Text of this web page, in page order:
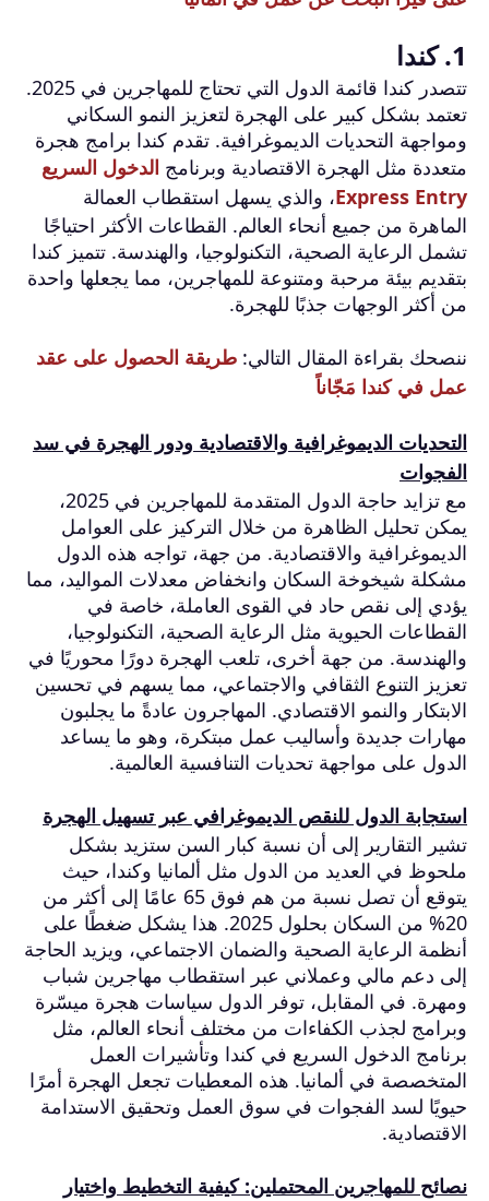
1. كندا
تتصدر كندا قائمة الدول التي تحتاج للمهاجرين في 2025.
تعتمد بشكل كبير على الهجرة لتعزيز النمو السكاني
ومواجهة التحديات الديموغرافية. تقدم كندا برامج هجرة
متعددة مثل الهجرة الاقتصادية وبرنامج الدخول السريع
Express Entry، والذي يسهل استقطاب العمالة
الماهرة من جميع أنحاء العالم. القطاعات الأكثر احتياجًا
تشمل الرعاية الصحية، التكنولوجيا، والهندسة. تتميز كندا
بتقديم بيئة مرحبة ومتنوعة للمهاجرين، مما يجعلها واحدة
من أكثر الوجهات جذبًا للهجرة.
ننصحك بقراءة المقال التالي: طريقة الحصول على عقد
عمل في كندا مَجّاناً
التحديات الديموغرافية والاقتصادية ودور الهجرة في سد
الفجوات
مع تزايد حاجة الدول المتقدمة للمهاجرين في 2025،
يمكن تحليل الظاهرة من خلال التركيز على العوامل
الديموغرافية والاقتصادية. من جهة، تواجه هذه الدول
مشكلة شيخوخة السكان وانخفاض معدلات المواليد، مما
يؤدي إلى نقص حاد في القوى العاملة، خاصة في
القطاعات الحيوية مثل الرعاية الصحية، التكنولوجيا،
والهندسة. من جهة أخرى، تلعب الهجرة دورًا محوريًا في
تعزيز التنوع الثقافي والاجتماعي، مما يسهم في تحسين
الابتكار والنمو الاقتصادي. المهاجرون عادةً ما يجلبون
مهارات جديدة وأساليب عمل مبتكرة، وهو ما يساعد
الدول على مواجهة تحديات التنافسية العالمية.
استجابة الدول للنقص الديموغرافي عبر تسهيل الهجرة
تشير التقارير إلى أن نسبة كبار السن ستزيد بشكل
ملحوظ في العديد من الدول مثل ألمانيا وكندا، حيث
يتوقع أن تصل نسبة من هم فوق 65 عامًا إلى أكثر من
20% من السكان بحلول 2025. هذا يشكل ضغطًا على
أنظمة الرعاية الصحية والضمان الاجتماعي، ويزيد الحاجة
إلى دعم مالي وعملاني عبر استقطاب مهاجرين شباب
ومهرة. في المقابل، توفر الدول سياسات هجرة ميسّرة
وبرامج لجذب الكفاءات من مختلف أنحاء العالم، مثل
برنامج الدخول السريع في كندا وتأشيرات العمل
المتخصصة في ألمانيا. هذه المعطيات تجعل الهجرة أمرًا
حيويًا لسد الفجوات في سوق العمل وتحقيق الاستدامة
الاقتصادية.
نصائح للمهاجرين المحتملين: كيفية التخطيط واختيار